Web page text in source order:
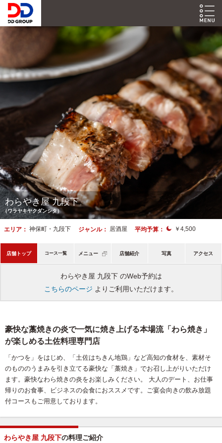
わらやき屋 九段下
（ワラヤキヤクダンシタ）
エリア： 神保町・九段下 ジャンル： 居酒屋 平均予算： ￥4,500
店舗トップ コース一覧 メニュー 店舗紹介 写真 アクセス
わらやき屋 九段下 のWeb予約は
こちらのページ よりご利用いただけます。
豪快な藁焼きの炎で一気に焼き上げる本場流「わら焼き」
が楽しめる土佐料理専門店
「かつを」をはじめ、「土佐はちきん地鶏」など高知の食材を、素材そ
のもののうまみを引き立てる豪快な「藁焼き」でお召し上がりいただけ
ます。豪快なわら焼きの炎をお楽しみください。 大人のデート、お仕事
帰りのお食事、ビジネスの会食におススメです。ご宴会向きの飲み放題
付コースもご用意しております。
わらやき屋 九段下の料理ご紹介